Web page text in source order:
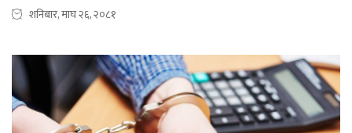
शनिबार, माघ २६, २०८१